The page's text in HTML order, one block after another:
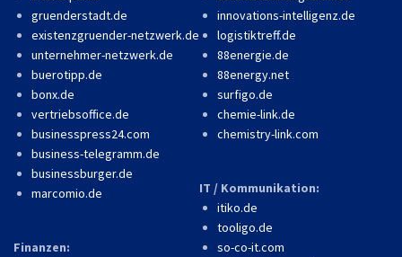
gruenderstadt.de
existenzgruender-netzwerk.de
unternehmer-netzwerk.de
buerotipp.de
bonx.de
vertriebsoffice.de
businesspress24.com
business-telegramm.de
businessburger.de
marcomio.de
Finanzen:
innovations-intelligenz.de
logistiktreff.de
88energie.de
88energy.net
surfigo.de
chemie-link.de
chemistry-link.com
IT / Kommunikation:
itiko.de
tooligo.de
so-co-it.com